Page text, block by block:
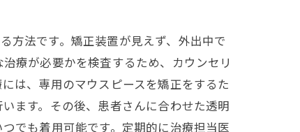
方法です。矯正装置が見えず、外出中で
療が必要かを検査するため、カウンセリ
は、専用のマウスピースを矯正をするた
ます。その後、患者さんに合わせた透明
でも着用可能です。定期的に治療担当医